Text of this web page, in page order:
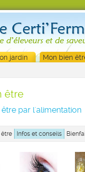
jardin Mon bien
être
par l'alimentation
être Infos et conseils